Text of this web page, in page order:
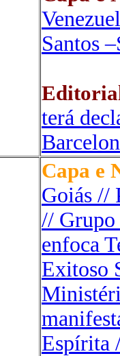
Santos
terá
Capa e
Goiás //
//
enfoca
Exitoso
Espírita